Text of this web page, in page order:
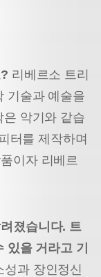
리베르소 트리
기술과 예술을
은 악기와 같습
터를 제작하며
이자 리베르
졌습니다. 트
있을 거라고 기
성과 장인정신